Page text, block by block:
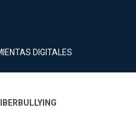
DIGITALES